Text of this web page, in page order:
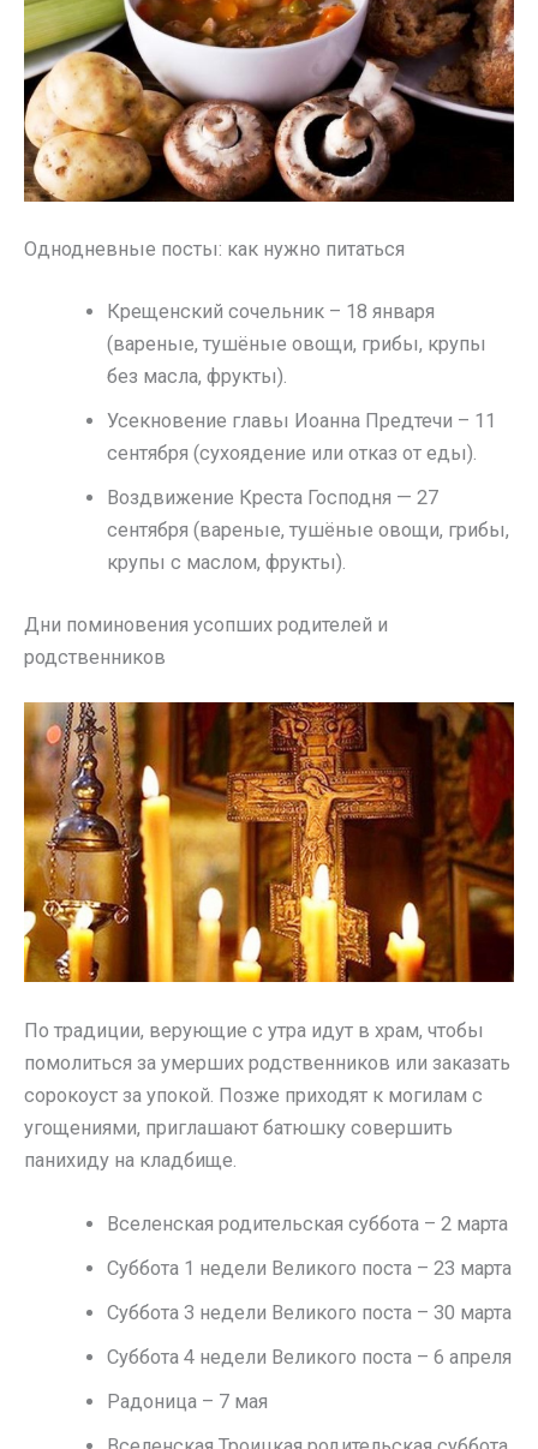
Однодневные посты: как нужно питаться
Крещенский сочельник – 18 января
(вареные, тушёные овощи, грибы, крупы
без масла, фрукты).
Усекновение главы Иоанна Предтечи – 11
сентября (сухоядение или отказ от еды).
Воздвижение Креста Господня — 27
сентября (вареные, тушёные овощи, грибы,
крупы с маслом, фрукты).
Дни поминовения усопших родителей и
родственников
По традиции, верующие с утра идут в храм, чтобы
помолиться за умерших родственников или заказать
сорокоуст за упокой. Позже приходят к могилам с
угощениями, приглашают батюшку совершить
панихиду на кладбище.
Вселенская родительская суббота – 2 марта
Суббота 1 недели Великого поста – 23 марта
Суббота 3 недели Великого поста – 30 марта
Суббота 4 недели Великого поста – 6 апреля
Радоница – 7 мая